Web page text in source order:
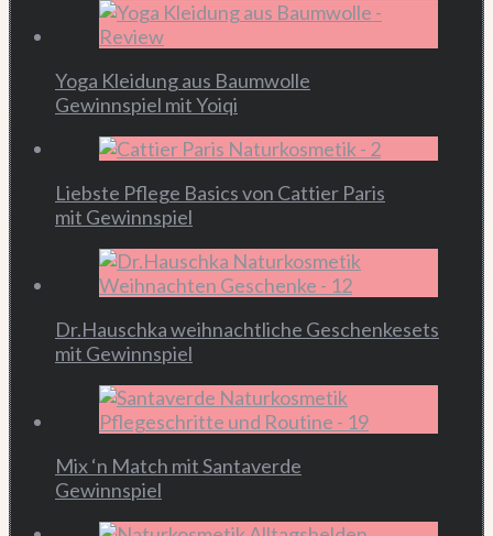
Yoga Kleidung aus Baumwolle
Gewinnspiel mit Yoiqi
Liebste Pflege Basics von Cattier Paris
mit Gewinnspiel
Dr.Hauschka weihnachtliche Geschenkesets
mit Gewinnspiel
Mix ‘n Match mit Santaverde
Gewinnspiel